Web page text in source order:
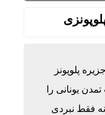
پلوپونز
یونانی را
فقط نبردی